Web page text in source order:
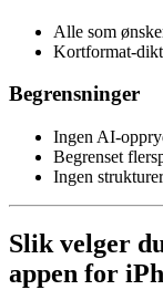
Alle som
Kortformat-
Begrensninger
Ingen AI-
Begrenset
Ingen
Slik velger
appen for